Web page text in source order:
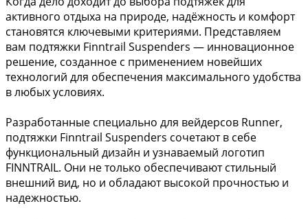
активного отдыха на природе, надёжность и комфорт
становятся ключевыми критериями. Представляем
вам подтяжки Finntrail Suspenders — инновационное
решение, созданное с применением новейших
технологий для обеспечения максимального удобства
в любых условиях.
Разработанные специально для вейдерсов Runner,
подтяжки Finntrail Suspenders сочетают в себе
функциональный дизайн и узнаваемый логотип
FINNTRAIL. Они не только обеспечивают стильный
внешний вид, но и обладают высокой прочностью и
надежностью.